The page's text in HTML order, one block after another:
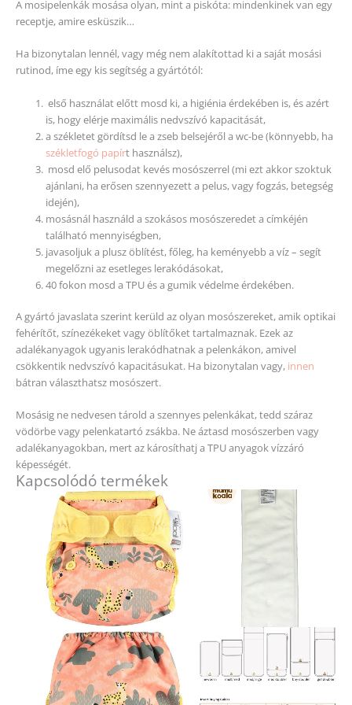
A mosipelenkák mosása olyan, mint a piskóta: mindenkinek van egy
receptje, amire esküszik…
Ha bizonytalan lennél, vagy még nem alakítottad ki a saját mosási
rutinod, íme egy kis segítség a gyártótól:
első használat előtt mosd ki, a higiénia érdekében is, és azért
is, hogy elérje maximális nedvszívó kapacitását,
a székletet gördítsd le a zseb belsejéről a wc-be (könnyebb, ha
székletfogó papírt használsz),
mosd elő pelusodat kevés mosószerrel (mi ezt akkor szoktuk
ajánlani, ha erősen szennyezett a pelus, vagy fogzás, betegség
idején),
mosásnál használd a szokásos mosószeredet a címkéjén
található mennyiségben,
javasoljuk a plusz öblítést, főleg, ha keményebb a víz – segít
megelőzni az esetleges lerakódásokat,
40 fokon mosd a TPU és a gumik védelme érdekében.
A gyártó javaslata szerint kerüld az olyan mosószereket, amik optikai
fehérítőt, színezékeket vagy öblítőket tartalmaznak. Ezek az
adalékanyagok ugyanis lerakódhatnak a pelenkákon, amivel
csökkentik nedvszívó kapacitásukat. Ha bizonytalan vagy, innen
bátran választhatsz mosószert.
Mosásig ne nedvesen tárold a szennyes pelenkákat, tedd száraz
vödörbe vagy pelenkatartó zsákba. Ne áztasd mosószerben vagy
adalékanyagokban, mert az károsíthatj a TPU anyagok vízzáró
képességét.
Kapcsolódó termékek